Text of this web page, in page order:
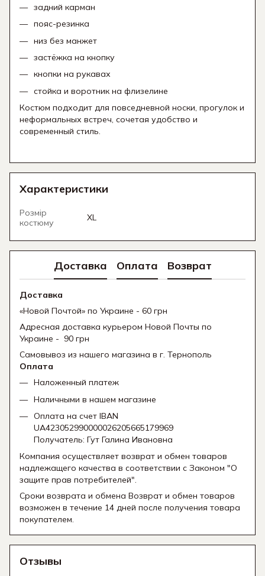
задний карман
пояс-резинка
низ без манжет
застёжка на кнопку
кнопки на рукавах
стойка и воротник на флизелине
Костюм подходит для повседневной носки, прогулок и
неформальных встреч, сочетая удобство и
современный стиль.
Характеристики
Розмір
костюму
XL
Доставка Оплата Возврат
Доставка
«Новой Почтой» по Украине - 60 грн
Адресная доставка курьером Новой Почты по
Украине - 90 грн
Самовывоз из нашего магазина в г. Тернополь
Оплата
Наложенный платеж
Наличными в нашем магазине
Оплата на счет IBAN
UA423052990000026205665179969
Получатель: Гут Галина Ивановна
Компания осуществляет возврат и обмен товаров
надлежащего качества в соответствии с Законом "О
защите прав потребителей".
Сроки возврата и обмена Возврат и обмен товаров
возможен в течение 14 дней после получения товара
покупателем.
Отзывы